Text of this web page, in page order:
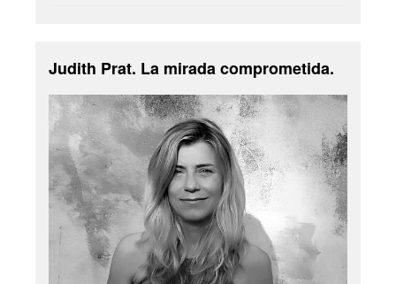
Judith Prat. La mirada comprometida.